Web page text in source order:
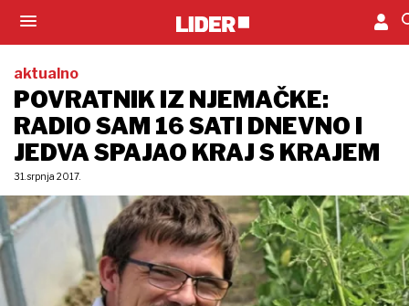
aktualno
POVRATNIK IZ NJEMAČKE:
RADIO SAM 16 SATI DNEVNO I
JEDVA SPAJAO KRAJ S KRAJEM
31. srpnja 2017.